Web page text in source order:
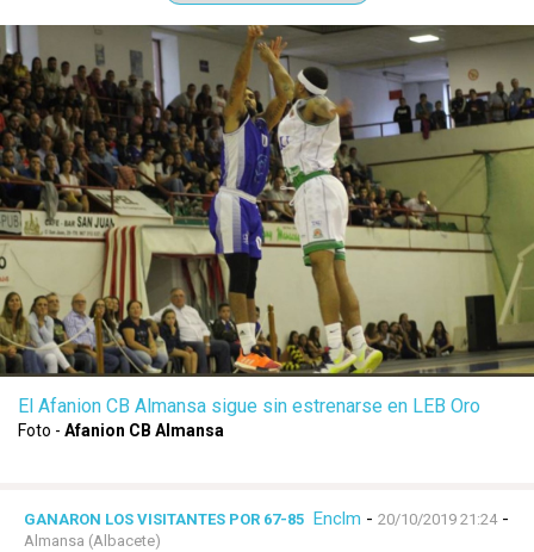
El Afanion CB Almansa sigue sin estrenarse en LEB Oro
Foto - Afanion CB Almansa
GANARON LOS VISITANTES POR 67-85 Enclm - 20/10/2019 21:24-
Almansa (Albacete)